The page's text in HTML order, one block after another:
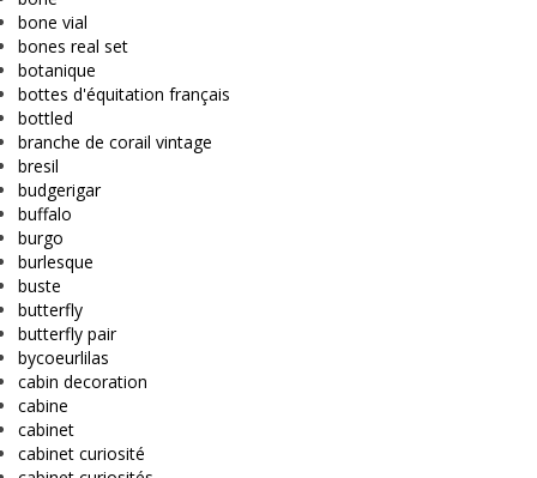
bone vial
bones real set
botanique
bottes d'équitation français
bottled
branche de corail vintage
bresil
budgerigar
buffalo
burgo
burlesque
buste
butterfly
butterfly pair
bycoeurlilas
cabin decoration
cabine
cabinet
cabinet curiosité